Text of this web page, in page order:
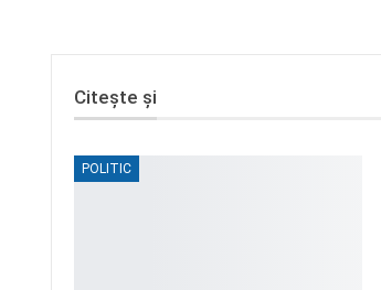
Citește și
POLITIC